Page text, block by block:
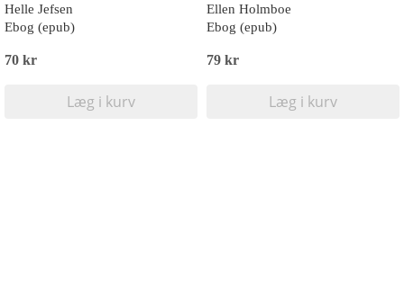
Helle Jefsen
Ebog (epub)
70 kr
Læg i kurv
Ellen Holmboe
Ebog (epub)
79 kr
Læg i kurv